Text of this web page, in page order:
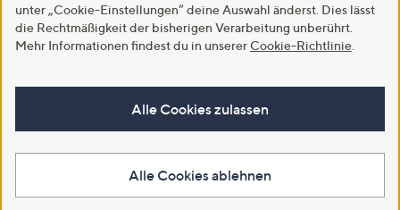
unter „Cookie-Einstellungen“ deine Auswahl änderst. Dies lässt
die Rechtmäßigkeit der bisherigen Verarbeitung unberührt.
Mehr Informationen findest du in unserer Cookie-Richtlinie
Alle Cookies zulassen
Alle Cookies ablehnen